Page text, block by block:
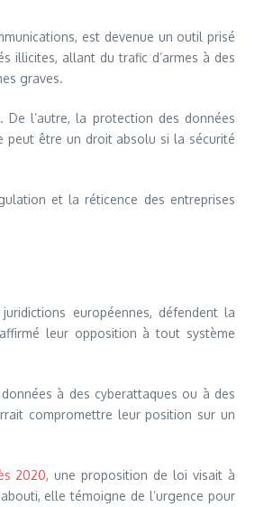
est devenue un outil prisé
illicites, allant du trafic d’armes à des
graves.
l’autre, la protection des données
peut être un droit absolu si la sécurité
et la réticence des entreprises
européennes, défendent la
leur opposition à tout système
à des cyberattaques ou à des
compromettre leur position sur un
2020, une proposition de loi visait à
elle témoigne de l’urgence pour